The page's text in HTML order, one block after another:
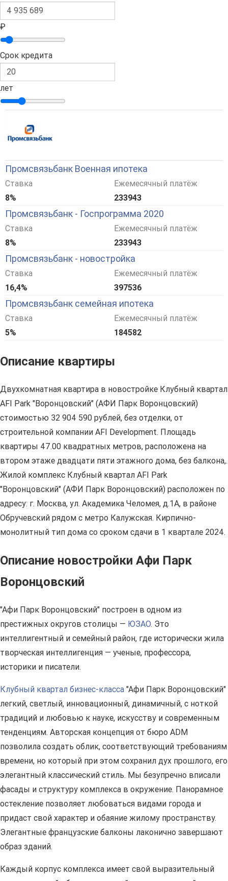
₽
Срок кредита
лет
Промсвязьбанк Военная ипотека
Ставка
8%
Ежемесячный платёж
233943
Промсвязьбанк - Госпрограмма 2020
Ставка
8%
Ежемесячный платёж
233943
Промсвязьбанк - новостройка
Ставка
16,4%
Ежемесячный платёж
397536
Промсвязьбанк семейная ипотека
Ставка
5%
Ежемесячный платёж
184582
Описание квартиры
Двухкомнатная квартира в новостройке Клубный квартал
AFI Park "Воронцовский" (АФИ Парк Воронцовский)
стоимостью 32 904 590 рублей, без отделки, от
строительной компании AFI Development. Площадь
квартиры 47.00 квадратных метров, расположена на
втором этаже двадцати пяти этажного дома, без балкона,.
Жилой комплекс Клубный квартал AFI Park
"Воронцовский" (АФИ Парк Воронцовский) расположен по
адресу: г. Москва, ул. Академика Челомея, д.1А, в районе
Обручевский рядом с метро Калужская. Кирпично-
монолитный тип дома со сроком сдачи в 1 квартале 2024.
Описание новостройки Афи Парк
Воронцовский
"Афи Парк Воронцовский" построен в одном из
престижных округов столицы — ЮЗАО. Это
интеллигентный и семейный район, где исторически жила
творческая интеллигенция — ученые, профессора,
историки и писатели.
Клубный квартал бизнес-класса "Афи Парк Воронцовский"
легкий, светлый, инновационный, динамичный, с ноткой
традиций и любовью к науке, искусству и современным
тенденциям. Авторская концепция от бюро ADM
позволила создать облик, соответствующий требованиям
времени, но который при этом сохранил дух прошлого, его
элегантный классический стиль. Мы безупречно вписали
фасады и структуру комплекса в окружение. Панорамное
остекление позволяет любоваться видами города и
придаст свой характер и обаяние жилому пространству.
Элегантные французские балконы лаконично завершают
образ зданий.
Каждый корпус комплекса имеет свой выразительный